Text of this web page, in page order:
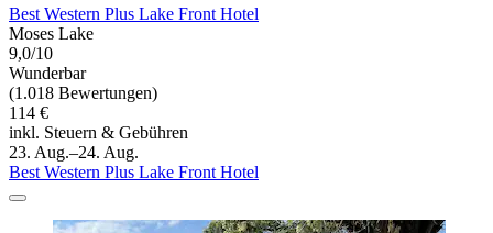
Best Western Plus Lake Front Hotel
Moses Lake
9,0/10
Wunderbar
(1.018 Bewertungen)
114 €
inkl. Steuern & Gebühren
23. Aug.–24. Aug.
Best Western Plus Lake Front Hotel